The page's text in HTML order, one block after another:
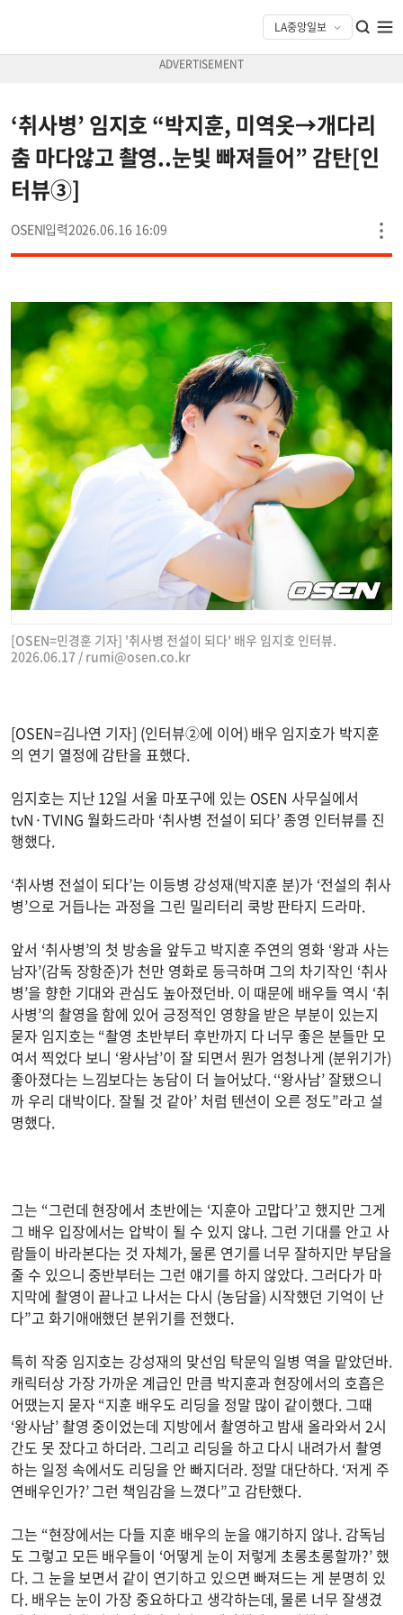
‘취사병’ 임지호 “박지훈, 미역옷→개다리
춤 마다않고 촬영..눈빛 빠져들어” 감탄[인
터뷰③]
OSEN 2026.06.16 16:09
[OSEN=민경훈 기자] '취사병 전설이 되다' 배우 임지호 인터뷰.
2026.06.17 / rumi@osen.co.kr
[OSEN=김나연 기자] (인터뷰②에 이어) 배우 임지호가 박지훈
의 연기 열정에 감탄을 표했다.
임지호는 지난 12일 서울 마포구에 있는 OSEN 사무실에서
tvN·TVING 월화드라마 ‘취사병 전설이 되다’ 종영 인터뷰를 진
행했다.
‘취사병 전설이 되다’는 이등병 강성재(박지훈 분)가 ‘전설의 취사
병’으로 거듭나는 과정을 그린 밀리터리 쿡방 판타지 드라마.
앞서 ‘취사병’의 첫 방송을 앞두고 박지훈 주연의 영화 ‘왕과 사는
남자’(감독 장항준)가 천만 영화로 등극하며 그의 차기작인 ‘취사
병’을 향한 기대와 관심도 높아졌던바. 이 때문에 배우들 역시 ‘취
사병’의 촬영을 함에 있어 긍정적인 영향을 받은 부분이 있는지
묻자 임지호는 “촬영 초반부터 후반까지 다 너무 좋은 분들만 모
여서 찍었다 보니 ‘왕사남’이 잘 되면서 뭔가 엄청나게 (분위기가)
좋아졌다는 느낌보다는 농담이 더 늘어났다. ‘‘왕사남’ 잘됐으니
까 우리 대박이다. 잘될 것 같아’ 처럼 텐션이 오른 정도”라고 설
명했다.
그는 “그런데 현장에서 초반에는 ‘지훈아 고맙다’고 했지만 그게
그 배우 입장에서는 압박이 될 수 있지 않나. 그런 기대를 안고 사
람들이 바라본다는 것 자체가, 물론 연기를 너무 잘하지만 부담을
줄 수 있으니 중반부터는 그런 얘기를 하지 않았다. 그러다가 마
지막에 촬영이 끝나고 나서는 다시 (농담을) 시작했던 기억이 난
다”고 화기애애했던 분위기를 전했다.
특히 작중 임지호는 강성재의 맞선임 탁문익 일병 역을 맡았던바.
캐릭터상 가장 가까운 계급인 만큼 박지훈과 현장에서의 호흡은
어땠는지 묻자 “지훈 배우도 리딩을 정말 많이 같이했다. 그때
‘왕사남’ 촬영 중이었는데 지방에서 촬영하고 밤새 올라와서 2시
간도 못 잤다고 하더라. 그리고 리딩을 하고 다시 내려가서 촬영
하는 일정 속에서도 리딩을 안 빠지더라. 정말 대단하다. ‘저게 주
연배우인가?’ 그런 책임감을 느꼈다”고 감탄했다.
그는 “현장에서는 다들 지훈 배우의 눈을 얘기하지 않나. 감독님
도 그렇고 모든 배우들이 ‘어떻게 눈이 저렇게 초롱초롱할까?’ 했
다. 그 눈을 보면서 같이 연기하고 있으면 빠져드는 게 분명히 있
다. 배우는 눈이 가장 중요하다고 생각하는데, 물론 너무 잘생겼